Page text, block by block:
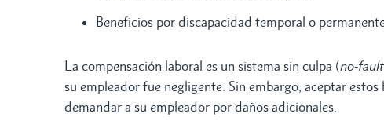
Beneficios por discapacidad temporal o
La compensación laboral es un sistema sin culpa (no-
su empleador fue negligente. Sin embargo, aceptar
demandar a su empleador por daños adicionales.